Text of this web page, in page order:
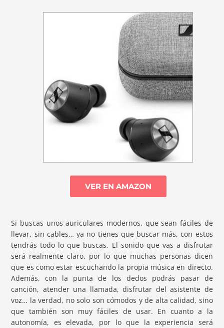
VER EN AMAZON
Si buscas unos auriculares modernos, que sean fáciles de
llevar, sin cables… ya no tienes que buscar más, con estos
tendrás todo lo que buscas. El sonido que vas a disfrutar
será realmente claro, por lo que muchas personas dicen
que es como estar escuchando la propia música en directo.
Además, con la punta de los dedos podrás pasar de
canción, atender una llamada, disfrutar del asistente de
voz… la verdad, no solo son cómodos y de alta calidad, sino
que también son muy fáciles de usar. En cuanto a la
autonomía, es elevada, por lo que la experiencia será